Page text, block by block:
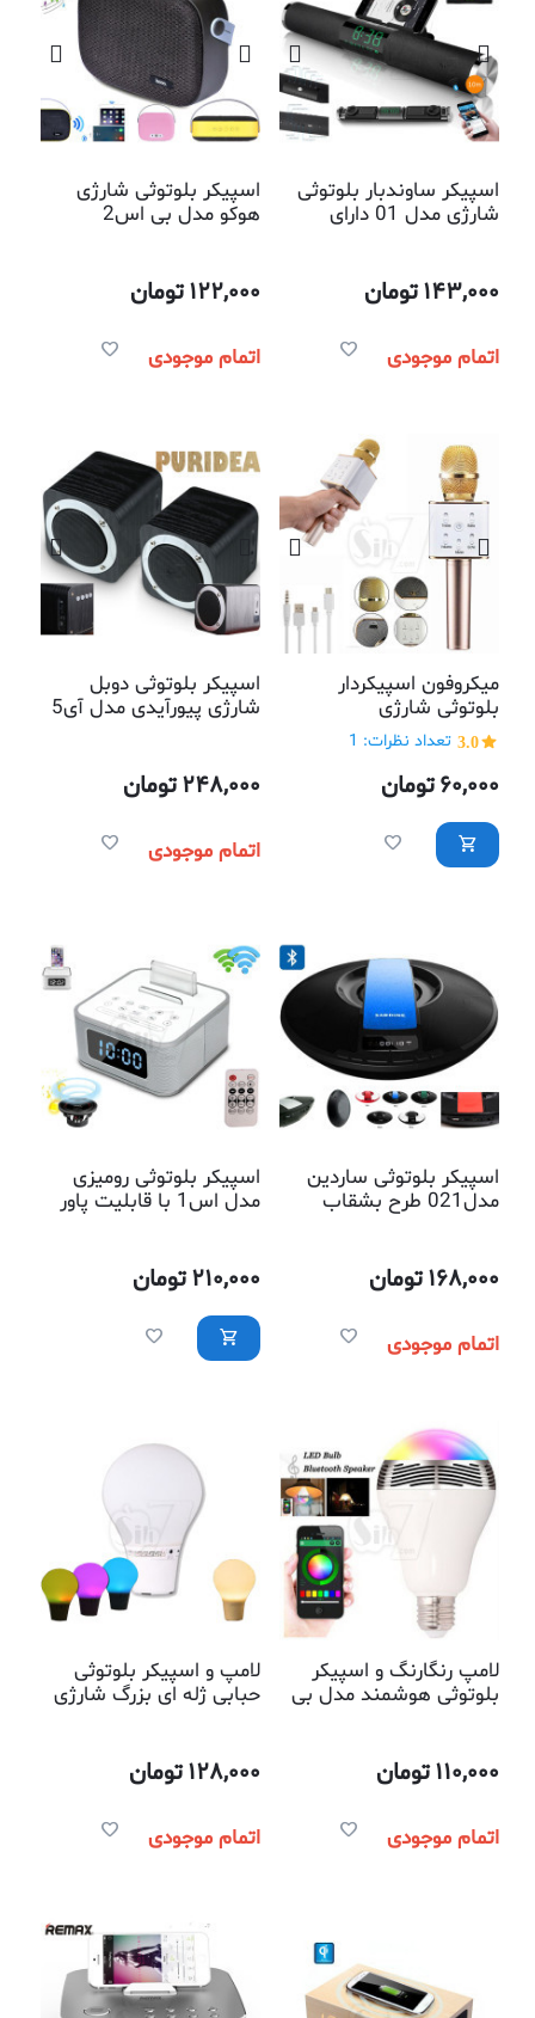
اسپیکر ساوندبار بلوتوثی
شارژی مدل 01 دارای
و حافظه میکرو
143,000تومان
اتمام موجودی
اسپیکر بلوتوثی شارژی
هوکو مدل بی اس2
122,000تومان
اتمام موجودی
میکروفون اسپیکردار
بلوتوثی شارژی
3.0 تعداد نظرات: 1
60,000تومان
اسپیکر بلوتوثی دوبل
شارژی پیورآیدی مدل آی5
248,000تومان
اتمام موجودی
اسپیکر بلوتوثی ساردین
مدل021 طرح بشقاب
168,000تومان
اتمام موجودی
اسپیکر بلوتوثی رومیزی
مدل اس1 با قابلیت پاور
زمان زنگدار
210,000تومان
لامپ رنگارنگ و اسپیکر
بلوتوثی هوشمند مدل بی
110,000تومان
اتمام موجودی
لامپ و اسپیکر بلوتوثی
حبابی ژله ای بزرگ شارژی
128,000تومان
اتمام موجودی